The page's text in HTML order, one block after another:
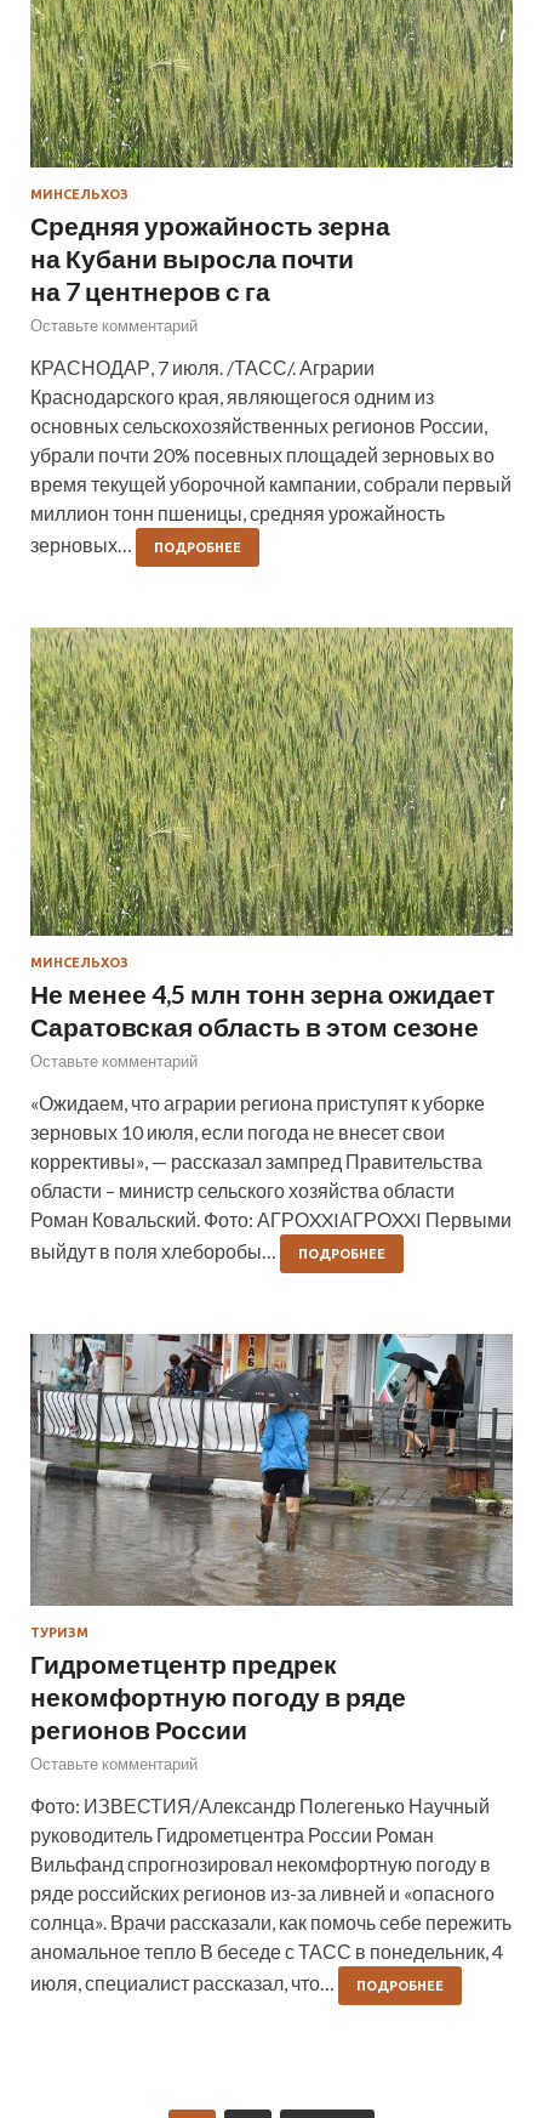
МИНСЕЛЬХОЗ
Средняя урожайность зерна
на Кубани выросла почти
на 7 центнеров с га
Оставьте комментарий
КРАСНОДАР, 7 июля. /ТАСС/. Аграрии
Краснодарского края, являющегося одним из
основных сельскохозяйственных регионов России,
убрали почти 20% посевных площадей зерновых во
время текущей уборочной кампании, собрали первый
миллион тонн пшеницы, средняя урожайность
зерновых…
ПОДРОБНЕЕ
МИНСЕЛЬХОЗ
Не менее 4,5 млн тонн зерна ожидает
Саратовская область в этом сезоне
Оставьте комментарий
«Ожидаем, что аграрии региона приступят к уборке
зерновых 10 июля, если погода не внесет свои
коррективы», — рассказал зампред Правительства
области – министр сельского хозяйства области
Роман Ковальский. Фото: АГРОXXIАГРОXXI Первыми
выйдут в поля хлеборобы…
ПОДРОБНЕЕ
ТУРИЗМ
Гидрометцентр предрек
некомфортную погоду в ряде
регионов России
Оставьте комментарий
Фото: ИЗВЕСТИЯ/Александр Полегенько Научный
руководитель Гидрометцентра России Роман
Вильфанд спрогнозировал некомфортную погоду в
ряде российских регионов из-за ливней и «опасного
солнца». Врачи рассказали, как помочь себе пережить
аномальное тепло В беседе с ТАСС в понедельник, 4
июля, специалист рассказал, что…
ПОДРОБНЕЕ